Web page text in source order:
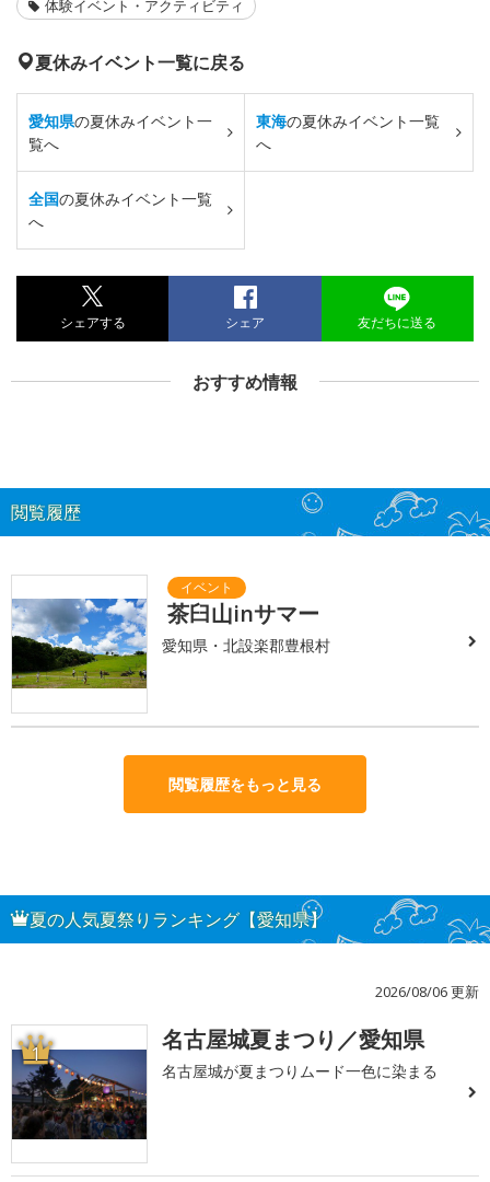
体験イベント・アクティビティ
夏休みイベント一覧に戻る
愛知県の夏休みイベント一
覧へ
東海の夏休みイベント一覧
へ
全国の夏休みイベント一覧
へ
シェアする シェア 友だちに送る
おすすめ情報
閲覧履歴
茶臼山inサマー
愛知県・北設楽郡豊根村
閲覧履歴をもっと見る
夏の人気夏祭りランキング【愛知県】
2026/08/06 更新
1 名古屋城夏まつり／愛知県
名古屋城が夏まつりムード一色に染まる